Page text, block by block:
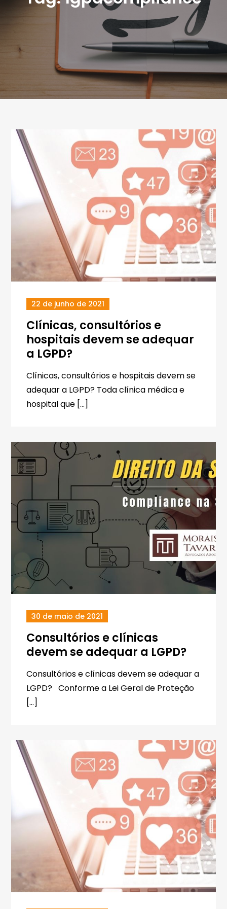
22 de junho de 2021
Clínicas, consultórios e
hospitais devem se adequar
a LGPD?
Clínicas, consultórios e hospitais devem se
adequar a LGPD? Toda clínica médica e
hospital que […]
30 de maio de 2021
Consultórios e clínicas
devem se adequar a LGPD?
Consultórios e clínicas devem se adequar a
LGPD? Conforme a Lei Geral de Proteção
[…]